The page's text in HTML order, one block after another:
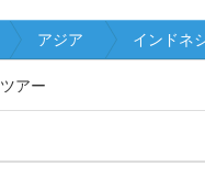
アジア インドネ
ツアー